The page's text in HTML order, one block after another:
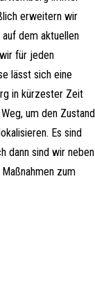
erweitern wir
dem aktuellen
für jeden
lässt sich eine
in kürzester Zeit
um den Zustand
Es sind
dann sind wir neben
zum